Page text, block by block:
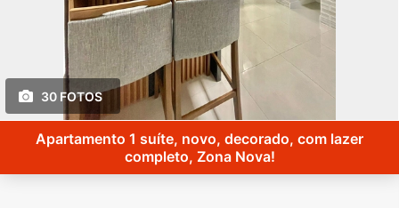
30 FOTOS
Apartamento 1 suíte, novo, decorado, com lazer
completo, Zona Nova!